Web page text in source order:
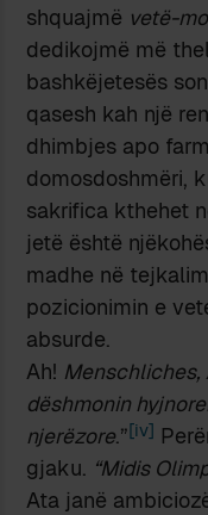
shquajmë vetë-
dedikojmë më
bashkëjetesës
qasesh kah një
dhimbjes apo
domosdoshmëri,
sakrifica kthehet
jetë është
madhe në
pozicionimin e
absurde.
Ah!
dëshmonin
njerëzore.”[iv]
gjaku. “Midis
Ata janë